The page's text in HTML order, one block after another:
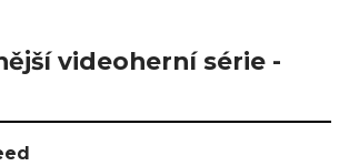
videoherní série -